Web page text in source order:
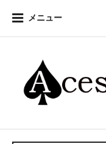
メニュー